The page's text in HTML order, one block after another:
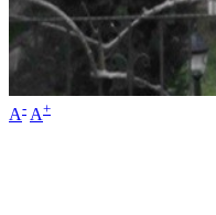
A- A+